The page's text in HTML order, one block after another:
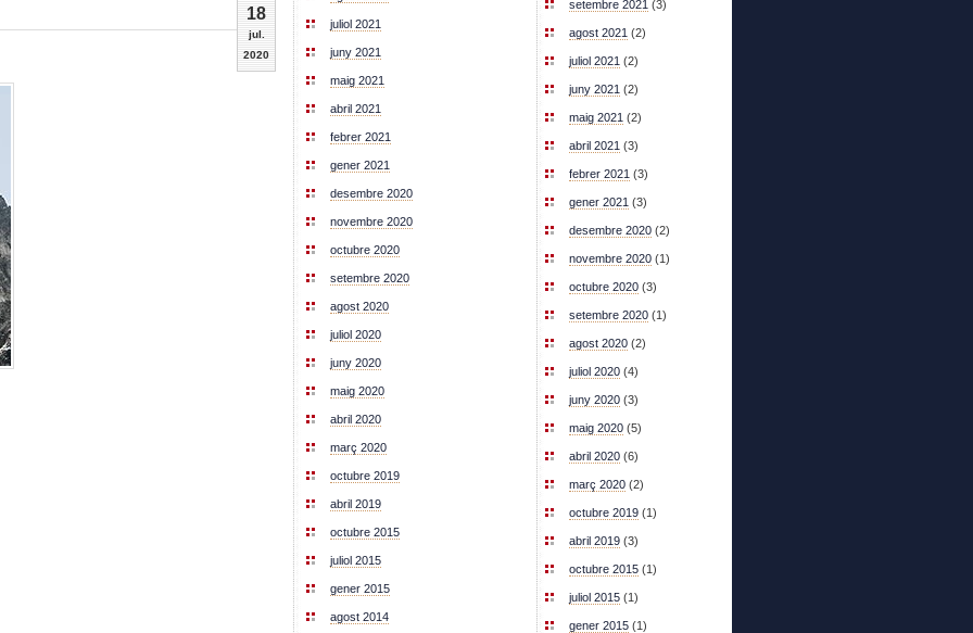
18
jul.
2020
juliol 2021
juny 2021
maig 2021
abril 2021
febrer 2021
gener 2021
desembre 2020
novembre 2020
octubre 2020
setembre 2020
agost 2020
juliol 2020
juny 2020
maig 2020
abril 2020
març 2020
octubre 2019
abril 2019
octubre 2015
juliol 2015
gener 2015
agost 2014
setembre 2021 (3)
agost 2021 (2)
juliol 2021 (2)
juny 2021 (2)
maig 2021 (2)
abril 2021 (3)
febrer 2021 (3)
gener 2021 (3)
desembre 2020 (2)
novembre 2020 (1)
octubre 2020 (3)
setembre 2020 (1)
agost 2020 (2)
juliol 2020 (4)
juny 2020 (3)
maig 2020 (5)
abril 2020 (6)
març 2020 (2)
octubre 2019 (1)
abril 2019 (3)
octubre 2015 (1)
juliol 2015 (1)
gener 2015 (1)